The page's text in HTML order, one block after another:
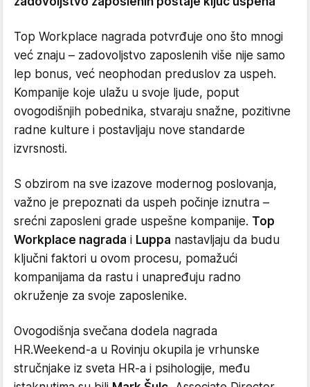
Top Workplace nagrada potvrđuje ono što mnogi
već znaju – zadovoljstvo zaposlenih više nije samo
lep bonus, već neophodan preduslov za uspeh.
Kompanije koje ulažu u svoje ljude, poput
ovogodišnjih pobednika, stvaraju snažne, pozitivne
radne kulture i postavljaju nove standarde
izvrsnosti.
S obzirom na sve izazove modernog poslovanja,
važno je prepoznati da uspeh počinje iznutra –
srećni zaposleni grade uspešne kompanije. Top
Workplace nagrada i Luppa nastavljaju da budu
ključni faktori u ovom procesu, pomažući
kompanijama da rastu i unapređuju radno
okruženje za svoje zaposlenike.
Ovogodišnja svečana dodela nagrada
HR.Weekend-a u Rovinju okupila je vrhunske
stručnjake iz sveta HR-a i psihologije, među